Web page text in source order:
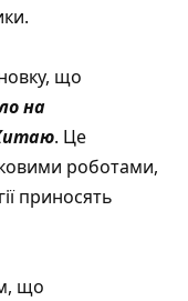
що
на
. Це
роботами,
приносять
що